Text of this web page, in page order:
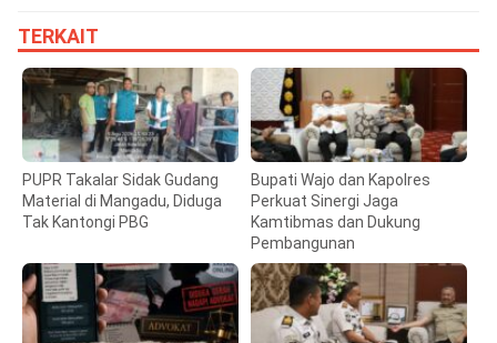
TERKAIT
PUPR Takalar Sidak Gudang
Material di Mangadu, Diduga
Tak Kantongi PBG
Bupati Wajo dan Kapolres
Perkuat Sinergi Jaga
Kamtibmas dan Dukung
Pembangunan